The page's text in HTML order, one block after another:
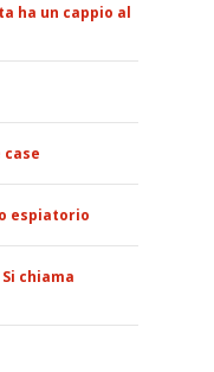
ha un cappio al
case
espiatorio
chiama